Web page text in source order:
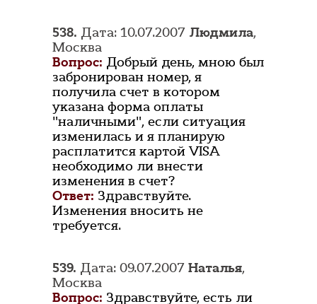
538. Дата: 10.07.2007 Людмила,
Москва
Вопрос: Добрый день, мною был
забронирован номер, я
получила счет в котором
указана форма оплаты
"наличными", если ситуация
изменилась и я планирую
расплатится картой VISA
необходимо ли внести
изменения в счет?
Ответ: Здравствуйте.
Изменения вносить не
требуется.
539. Дата: 09.07.2007 Наталья,
Москва
Вопрос: Здравствуйте, есть ли